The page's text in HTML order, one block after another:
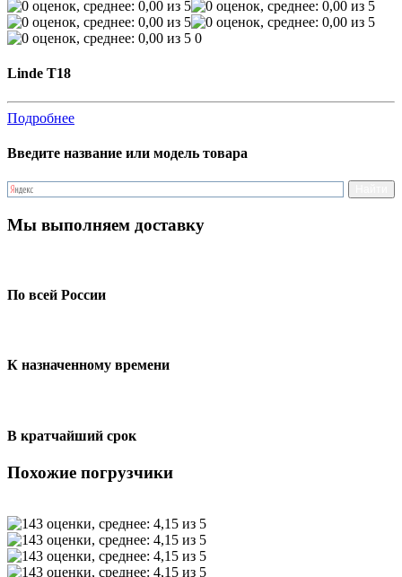
0
Linde T18
Подробнее
Введите название или модель товара
Мы выполняем доставку
По всей России
К назначенному времени
В кратчайший срок
Похожие погрузчики